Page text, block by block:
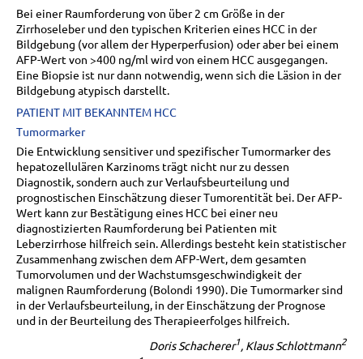
Bei einer Raumforderung von über 2 cm Größe in der
Zirrhoseleber und den typischen Kriterien eines HCC in der
Bildgebung (vor allem der Hyperperfusion) oder aber bei einem
AFP-Wert von >400 ng/ml wird von einem HCC ausgegangen.
Eine Biopsie ist nur dann notwendig, wenn sich die Läsion in der
Bildgebung atypisch darstellt.
PATIENT MIT BEKANNTEM HCC
Tumormarker
Die Entwicklung sensitiver und spezifischer Tumormarker des
hepatozellulären Karzinoms trägt nicht nur zu dessen
Diagnostik, sondern auch zur Verlaufsbeurteilung und
prognostischen Einschätzung dieser Tumorentität bei. Der AFP-
Wert kann zur Bestätigung eines HCC bei einer neu
diagnostizierten Raumforderung bei Patienten mit
Leberzirrhose hilfreich sein. Allerdings besteht kein statistischer
Zusammenhang zwischen dem AFP-Wert, dem gesamten
Tumorvolumen und der Wachstumsgeschwindigkeit der
malignen Raumforderung (Bolondi 1990). Die Tumormarker sind
in der Verlaufsbeurteilung, in der Einschätzung der Prognose
und in der Beurteilung des Therapieerfolges hilfreich.
Doris Schacherer1, Klaus Schlottmann2